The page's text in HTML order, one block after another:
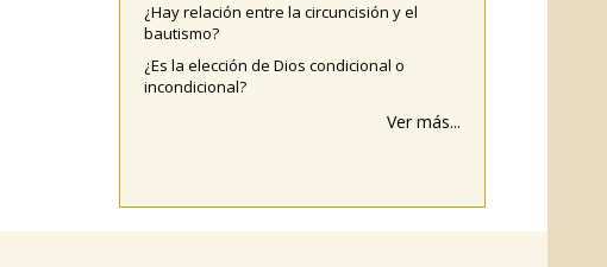
¿Hay relación entre la circuncisión y el
bautismo?
¿Es la elección de Dios condicional o
incondicional?
Ver más...